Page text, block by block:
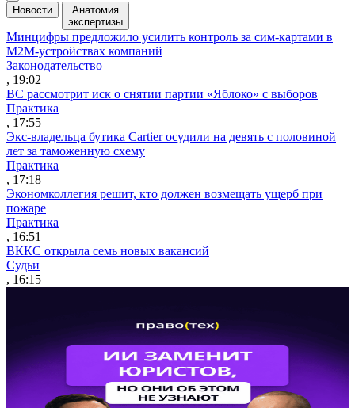
Новости
Анатомия
экспертизы
Минцифры предложило усилить контроль за сим-картами в
M2M-устройствах компаний
Законодательство
, 19:02
ВС рассмотрит иск о снятии партии «Яблоко» с выборов
Практика
, 17:55
Экс-владельца бутика Cartier осудили на девять с половиной
лет за таможенную схему
Практика
, 17:18
Экономколлегия решит, кто должен возмещать ущерб при
пожаре
Практика
, 16:51
ВККС открыла семь новых вакансий
Судьи
, 16:15